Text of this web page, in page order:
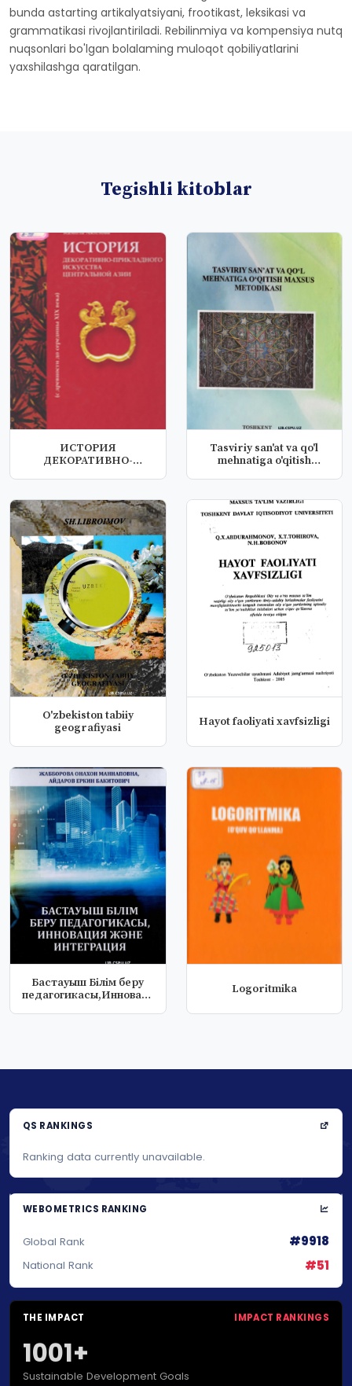
bunda astarting artikalyatsiyani, frootikast, leksikasi va
grammatikasi rivojlantiriladi. Rebilinmiya va kompensiya nutq
nuqsonlari bo'lgan bolalaming muloqot qobiliyatlarini
yaxshilashga qaratilgan.
Tegishli kitoblar
ИСТОРИЯ
ДЕКОРАТИВНО-
Tasviriy san'at va qo'l
mehnatiga o'qitish
O'zbekiston tabiiy
geografiyasi
Hayot faoliyati xavfsizligi
Бастауыш Бiлiм беру
педагогикасы,Инноватция
Logoritmika
QS RANKINGS
Ranking data currently unavailable.
WEBOMETRICS RANKING
Global Rank #9918
National Rank #51
THE IMPACT IMPACT RANKINGS
1001+
Sustainable Development Goals